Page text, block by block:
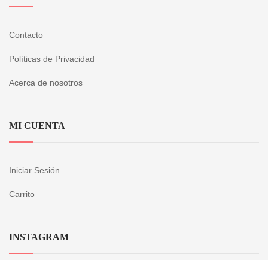
Contacto
Políticas de Privacidad
Acerca de nosotros
MI CUENTA
Iniciar Sesión
Carrito
INSTAGRAM